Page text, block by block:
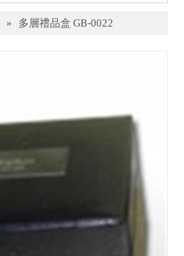
» 多層禮品盒 GB-0022